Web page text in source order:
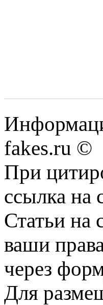
fakes.ru ©
При
ссылка на
Статьи на
ваши
через
Для